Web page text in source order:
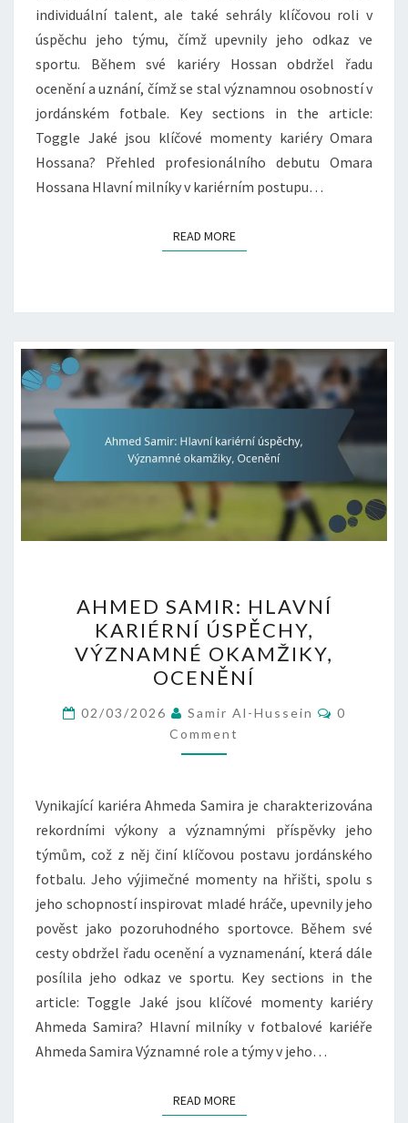
individuální talent, ale také sehrály klíčovou roli v
úspěchu jeho týmu, čímž upevnily jeho odkaz ve
sportu. Během své kariéry Hossan obdržel řadu
ocenění a uznání, čímž se stal významnou osobností v
jordánském fotbale. Key sections in the article:
Toggle Jaké jsou klíčové momenty kariéry Omara
Hossana? Přehled profesionálního debutu Omara
Hossana Hlavní milníky v kariérním postupu…
READ MOREREAD MORE
SAMIR:
HLAVNÍ
KARIÉRNÍ
ÚSPĚCHY,
VÝZNAMNÉ
OKAMŽIKY,
OCENĚNÍ
AHMED SAMIR: HLAVNÍ
KARIÉRNÍ ÚSPĚCHY,
VÝZNAMNÉ OKAMŽIKY,
OCENĚNÍ
02/03/2026 Samir Al-Hussein Comments
0
Comment
Vynikající kariéra Ahmeda Samira je charakterizována
rekordními výkony a významnými příspěvky jeho
týmům, což z něj činí klíčovou postavu jordánského
fotbalu. Jeho výjimečné momenty na hřišti, spolu s
jeho schopností inspirovat mladé hráče, upevnily jeho
pověst jako pozoruhodného sportovce. Během své
cesty obdržel řadu ocenění a vyznamenání, která dále
posílila jeho odkaz ve sportu. Key sections in the
article: Toggle Jaké jsou klíčové momenty kariéry
Ahmeda Samira? Hlavní milníky v fotbalové kariéře
Ahmeda Samira Významné role a týmy v jeho…
READ MOREREAD MORE